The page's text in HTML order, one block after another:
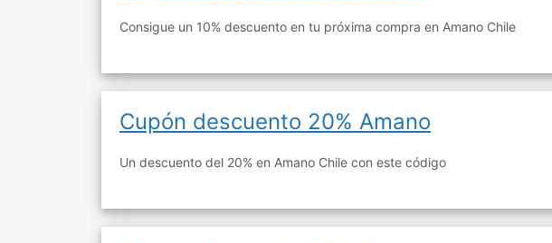
Consigue un 10% descuento en tu próxima compra en Amano Chile
Cupón descuento 20% Amano
Un descuento del 20% en Amano Chile con este código